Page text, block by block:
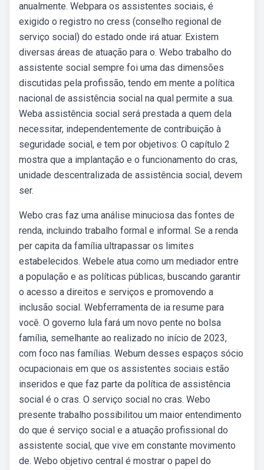
anualmente. Webpara os assistentes sociais, é
exigido o registro no cress (conselho regional de
serviço social) do estado onde irá atuar. Existem
diversas áreas de atuação para o. Webo trabalho do
assistente social sempre foi uma das dimensões
discutidas pela profissão, tendo em mente a política
nacional de assistência social na qual permite a sua.
Weba assistência social será prestada a quem dela
necessitar, independentemente de contribuição à
seguridade social, e tem por objetivos: O capítulo 2
mostra que a implantação e o funcionamento do cras,
unidade descentralizada de assistência social, devem
ser.
Webo cras faz uma análise minuciosa das fontes de
renda, incluindo trabalho formal e informal. Se a renda
per capita da família ultrapassar os limites
estabelecidos. Webele atua como um mediador entre
a população e as políticas públicas, buscando garantir
o acesso a direitos e serviços e promovendo a
inclusão social. Webferramenta de ia resume para
você. O governo lula fará um novo pente no bolsa
família, semelhante ao realizado no início de 2023,
com foco nas famílias. Webum desses espaços sócio
ocupacionais em que os assistentes sociais estão
inseridos e que faz parte da política de assistência
social é o cras. O serviço social no cras. Webo
presente trabalho possibilitou um maior entendimento
do que é serviço social e a atuação profissional do
assistente social, que vive em constante movimento
de. Webo objetivo central é mostrar o papel do